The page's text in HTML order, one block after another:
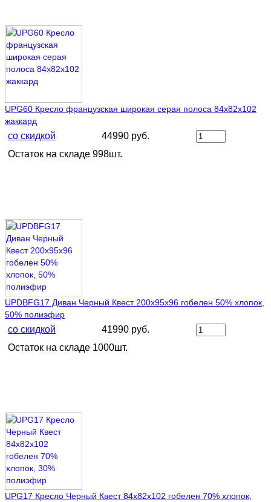
UPG60 Кресло французская широкая серая полоса 84х82х102
жаккард
со скидкой
44990 руб.
Остаток на складе 998шт.
UPDBFG17 Диван Черный Квест 200х95х96 гобелен 50% хлопок,
50% полиэфир
со скидкой
41990 руб.
Остаток на складе 1000шт.
UPG17 Кресло Черный Квест 84х82х102 гобелен 70% хлопок,